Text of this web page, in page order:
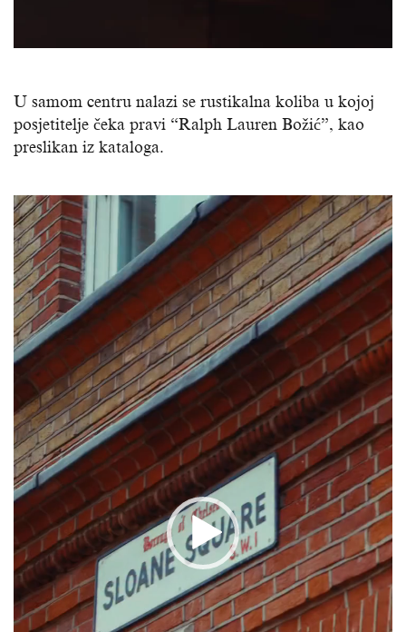
U samom centru nalazi se rustikalna koliba u kojoj
posjetitelje čeka pravi “Ralph Lauren Božić”, kao
preslikan iz kataloga.
Reproduktor
videozapisa